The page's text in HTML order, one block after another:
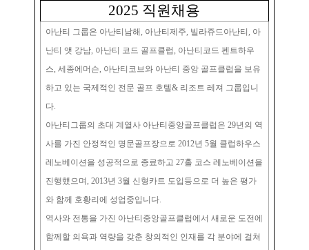
2025 직원채용
아난티 그룹은 아난티남해, 아난티제주, 빌라쥬드아난티, 아
난티 앳 강남, 아난티 코드 골프클럽, 아난티코드 펜트하우
스, 세종에머슨, 아난티코브와 아난티 중앙 골프클럽을 보유
하고 있는 국제적인 전문 골프 호텔& 리조트 레져 그룹입니
다.
아난티그룹의 초대 계열사 아난티중앙골프클럽은 29년의 역
사를 가진 안정적인 명문골프장으로 2012년 5월 클럽하우스
레노베이션을 성공적으로 종료하고 27홀 코스 레노베이션을
진행했으며, 2013년 3월 신형카트 도입등으로 더 높은 평가
와 함께 호황리에 성업중입니다.
역사와 전통을 가진 아난티중앙골프클럽에서 새로운 도전에
함께할 의욕과 역량을 갖춘 창의적인 인재를 각 분야에 걸쳐